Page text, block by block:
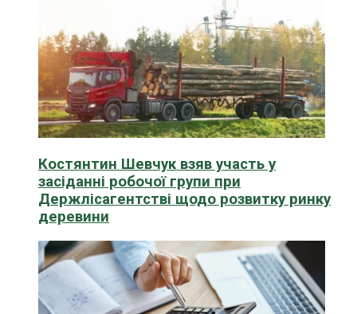
Костянтин Шевчук взяв участь у
засіданні робочої групи при
Держлісагентстві щодо розвитку ринку
деревини